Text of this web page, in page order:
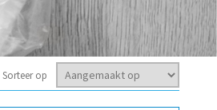
Sorteer op